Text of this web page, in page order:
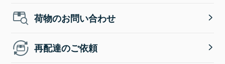
荷物のお問い合わせ
再配達のご依頼